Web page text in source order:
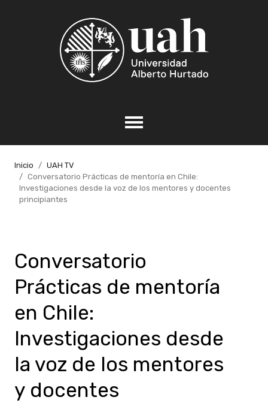
Inicio
UAH TV
Conversatorio Prácticas de mentoría en Chile:
Investigaciones desde la voz de los mentores y docentes
principiantes
Conversatorio
Prácticas de mentoría
en Chile:
Investigaciones desde
la voz de los mentores
y docentes